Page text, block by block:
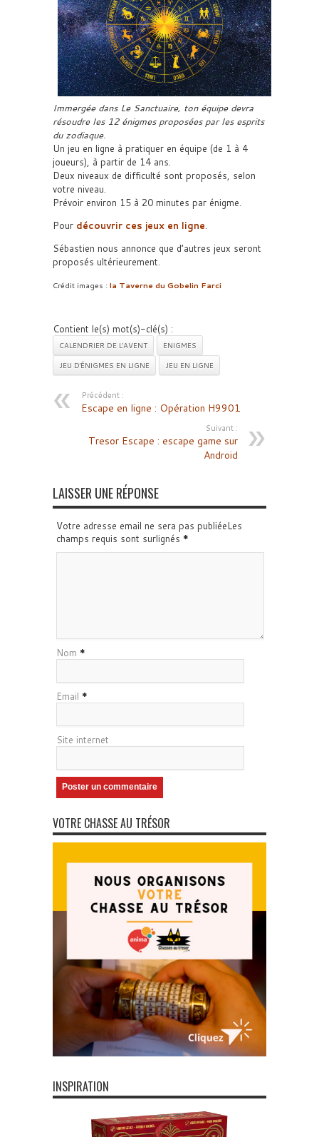
Immergée dans Le Sanctuaire, ton équipe devra
résoudre les 12 énigmes proposées par les esprits
du zodiaque.
Un jeu en ligne à pratiquer en équipe (de 1 à 4
joueurs), à partir de 14 ans.
Deux niveaux de difficulté sont proposés, selon
votre niveau.
Prévoir environ 15 à 20 minutes par énigme.
Pour découvrir ces jeux en ligne
Sébastien nous annonce que d’autres jeux seront
proposés ultérieurement.
Crédit images : la Taverne du Gobelin Farci
Contient le(s) mot(s)-clé(s) :
CALENDRIER DE L'AVENT
ENIGMES
JEU D'ÉNIGMES EN LIGNE
JEU EN LIGNE
Précédent :
Escape en ligne : Opération H9901
Suivant :
Tresor Escape : escape game sur
Android
LAISSER UNE RÉPONSE
Votre adresse email ne sera pas publiéeLes
champs requis sont surlignés *
Nom *
Email *
Site internet
VOTRE CHASSE AU TRÉSOR
INSPIRATION